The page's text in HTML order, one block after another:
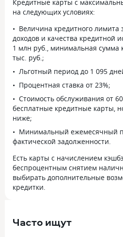
Кредитные карты с
на следующих условиях:
Величина кредитного лимита
доходов и качества кредитной
1 млн руб., минимальная сумма
тыс. руб.;
Льготный период до 1 095
Процентная ставка от 23%;
Стоимость обслуживания от
бесплатные кредитные карты,
ниже;
Минимальный ежемесячный
фактической задолженности.
Есть карты с начислением
беспроцентным снятием
выбирать дополнительные
кредитки.
Часто ищут